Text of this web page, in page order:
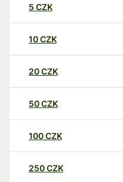
5 CZK
10CZK
20CZK
50CZK
100CZK
250CZK